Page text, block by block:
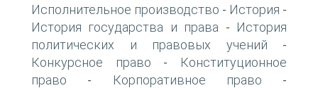
Исполнительное производство - История -
История государства и права -
История
политических и правовых учений -
Конкурсное право -
Конституционное
право - Корпоративное право -